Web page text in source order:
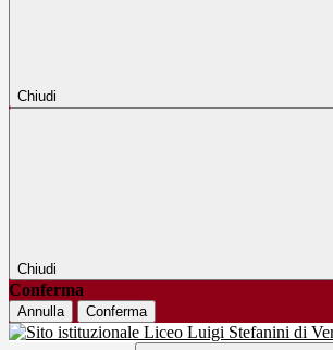
Chiudi
Chiudi
Conferma
Annulla Conferma